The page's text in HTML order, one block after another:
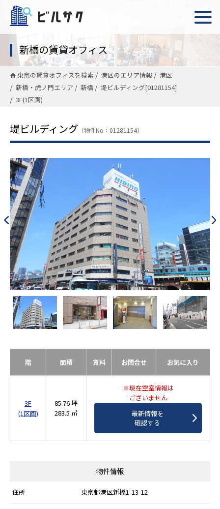
新橋の賃貸オフィス
東京の賃貸オフィスを検索 港区のエリア情報
港区
新橋・虎ノ門エリア
新橋
堤ビルディング[01281154]
3F(1区画)
堤ビルディング （物件No：01281154）
階 面積 賃料 お問合せ お気に入り
3F
(1区画)
85.76 坪
283.5 ㎡
※現在空室情報は
ございません
最新情報を
確認する
物件情報
住所 東京都港区新橋1-13-12